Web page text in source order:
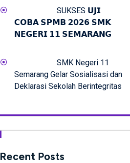
SUKSES 𝗨𝗝𝗜
𝗖𝗢𝗕𝗔 𝗦𝗣𝗠𝗕 𝟮𝟬𝟮𝟲 𝗦𝗠𝗞
𝗡𝗘𝗚𝗘𝗥𝗜 𝟭𝟭 𝗦𝗘𝗠𝗔𝗥𝗔𝗡𝗚
SMK Negeri 11
Semarang Gelar Sosialisasi dan
Deklarasi Sekolah Berintegritas
Recent Posts